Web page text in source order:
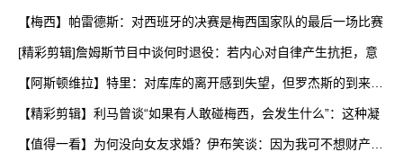
【梅西】帕雷德斯：对西班牙的决赛是梅西国家队的最后一场比赛
[精彩剪辑]詹姆斯节目中谈何时退役：若内心对自律产生抗拒，意
【阿斯顿维拉】特里：对库库的离开感到失望，但罗杰斯的到来又
【精彩剪辑】利马曾谈“如果有人敢碰梅西，会发生什么”：这种凝
【值得一看】为何没向女友求婚？伊布笑谈：因为我可不想财产被